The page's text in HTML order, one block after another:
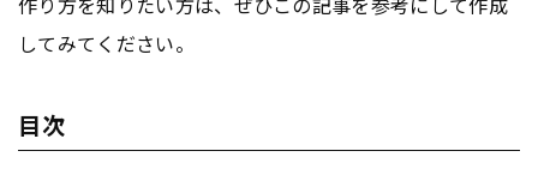
してみてください。
目次